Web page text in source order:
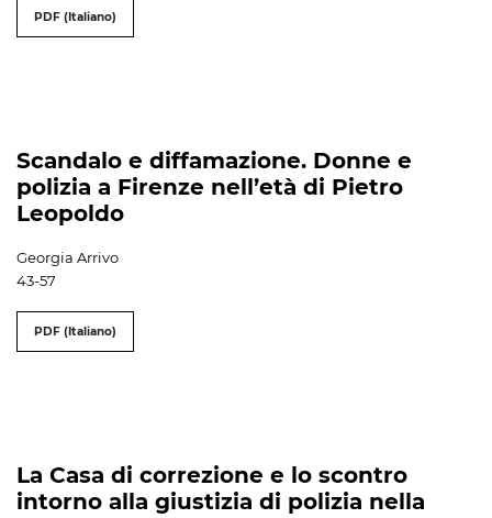
PDF (Italiano)
Scandalo e diffamazione. Donne e
polizia a Firenze nell’età di Pietro
Leopoldo
Georgia Arrivo
43-57
PDF (Italiano)
La Casa di correzione e lo scontro
intorno alla giustizia di polizia nella